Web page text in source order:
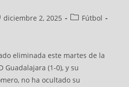
diciembre 2, 2025
Fútbol
eliminada este martes de la
Guadalajara (1-0), y su
no ha ocultado su